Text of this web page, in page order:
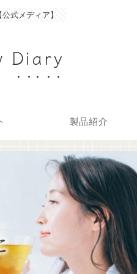
式メディア】
Diary
製品紹介